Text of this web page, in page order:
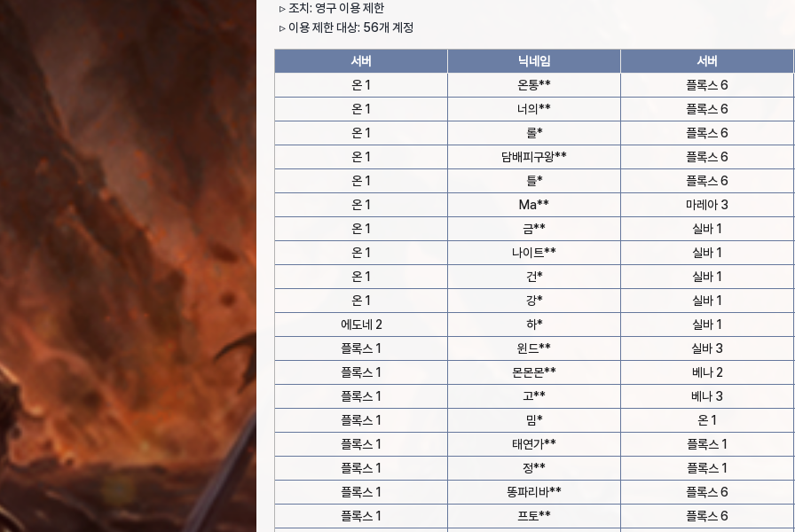
▹ 조치: 영구 이용 제한
▹ 이용 제한 대상: 56개 계정
서버 닉네임
서버
온 1
온통**
플록스 6
온 1
너의**
플록스 6
온 1
롤*
플록스 6
온 1
담배피구왕**
플록스 6
온 1
틀*
플록스 6
온 1
Ma**
마레아 3
온 1
금**
실바 1
온 1
나이트**
실바 1
온 1
건*
실바 1
온 1
강*
실바 1
에도네 2
하*
실바 1
플록스 1
윈드**
실바 3
플록스 1
몬몬몬**
베나 2
플록스 1
고**
베나 3
플록스 1
밈*
온 1
플록스 1
태연가**
플록스 1
플록스 1
정**
플록스 1
플록스 1
똥파리바**
플록스 6
플록스 1
프토**
플록스 6